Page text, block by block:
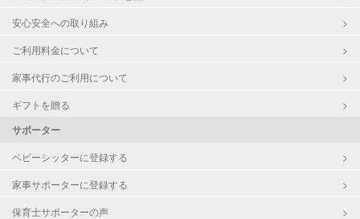
安心安全への取り組み
ご利用料金について
家事代行のご利用について
ギフトを贈る
サポーター
ベビーシッターに登録する
家事サポーターに登録する
保育士サポーターの声